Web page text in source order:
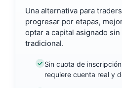
Una alternativa para
progresar por etapas,
optar a capital asignado
tradicional.
Sin cuota de
requiere cuenta real y